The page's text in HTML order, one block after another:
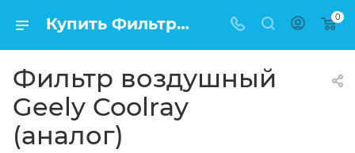
Купить Фильтр воздушный Geely Coolray (аналог) в Москве по низкой цене 0
Фильтр воздушный
Geely Coolray
(аналог)